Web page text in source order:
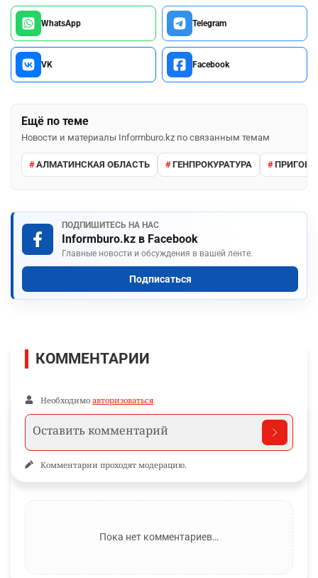
WhatsApp Telegram
VK Facebook
Ещё по теме
Новости и материалы Informburo.kz по связанным темам
АЛМАТИНСКАЯ ОБЛАСТЬ ГЕНПРОКУРАТУРА
ПОДПИШИТЕСЬ НА НАС
Informburo.kz в Facebook
Главные новости и обсуждения в вашей ленте.
Подписаться
КОММЕНТАРИИ
Необходимо авторизоваться
Комментарии проходят модерацию.
Пока нет комментариев…